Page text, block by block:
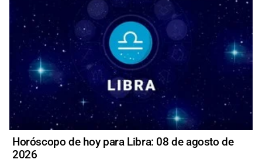
Horóscopo de hoy para Libra: 08 de agosto de
2026